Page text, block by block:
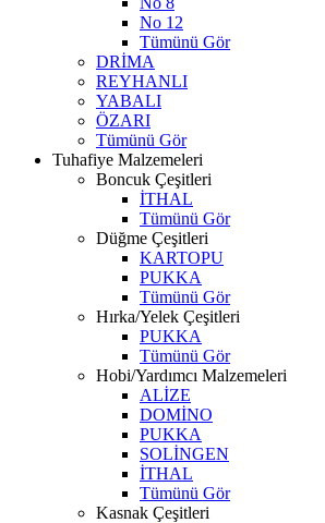
No 12
Tümünü Gör
DRİMA
REYHANLI
YABALI
ÖZARI
Tümünü Gör
Tuhafiye Malzemeleri
Boncuk Çeşitleri
İTHAL
Tümünü Gör
Düğme Çeşitleri
KARTOPU
PUKKA
Tümünü Gör
Hırka/Yelek Çeşitleri
PUKKA
Tümünü Gör
Hobi/Yardımcı Malzemeleri
ALİZE
DOMİNO
PUKKA
SOLİNGEN
İTHAL
Tümünü Gör
Kasnak Çeşitleri